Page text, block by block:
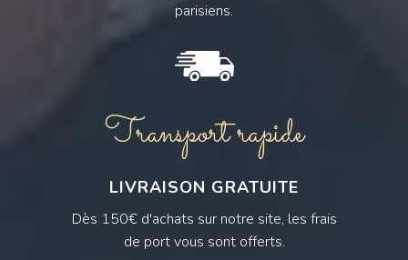
parisiens.
Transport rapide
LIVRAISON GRATUITE
Dès 150€ d'achats sur notre site, les frais
de port vous sont offerts.